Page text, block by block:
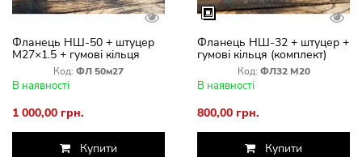
Фланець НШ-50 + штуцер
М27×1.5 + гумові кільця
(комплект)
Код: ФЛ 50м27
В наявності
1 000,00 грн.
Купити
Фланець НШ-32 + штуцер +
гумові кільця (комплект)
Штуцер М20×1.5 (S24, під
ключ 24)Код: ФЛ32 М20
В наявності
800,00 грн.
Купити